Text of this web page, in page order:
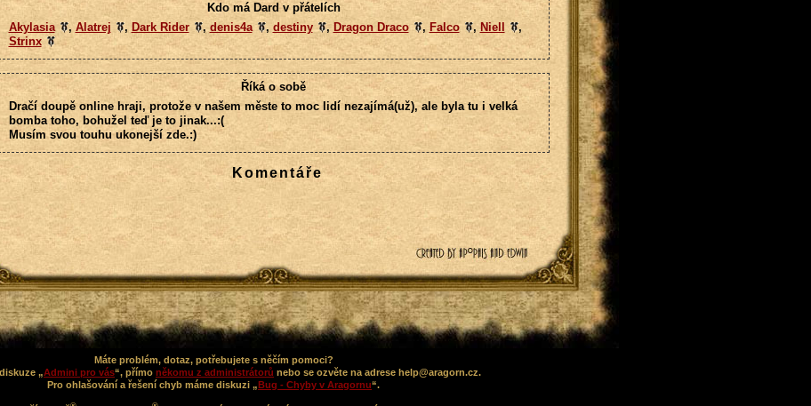
Kdo má Dard v přátelích
Akylasia
, Alatrej , Dark Rider ,denis4a , destiny , Dragon Draco , Falco ,Niell
,
Strinx
Říká o sobě
Dračí doupě online hraji, protože v našem měste to moc lidí nezajímá(už), ale byla tu i velká
bomba toho, bohužel teď je to jinak...:(
Musím svou touhu ukonejší zde.:)
Komentáře
Máte problém, dotaz, potřebujete s něčím pomoci?
„Admini pro vás“, přímo někomu z administrátorů nebo se ozvěte na adrese help@aragorn.cz.
Pro ohlašování a řešení chyb máme diskuzi „Bug - Chyby v Aragornu“.